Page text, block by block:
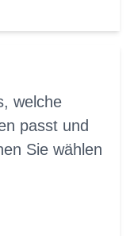
welche
passt und
Sie wählen